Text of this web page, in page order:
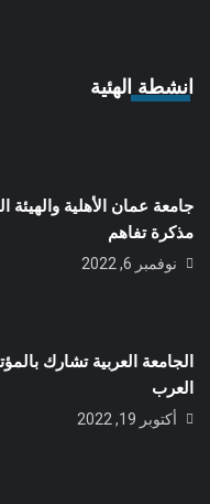
انشطة الهئية
جامعة عمان الأهلية والهيئة
مذكرة تفاهم
نوفمبر 6, 2022
العرب
أكتوبر 19, 2022